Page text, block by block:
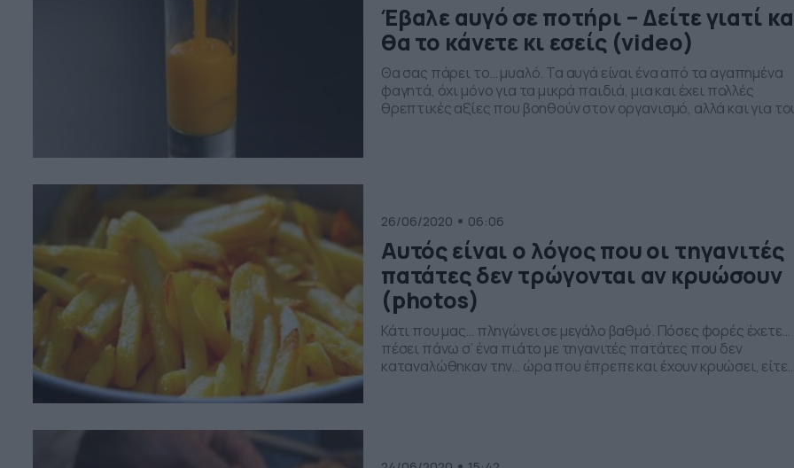
Έβαλε αυγό σε ποτήρι – Δείτε γιατί
θα το κάνετε κι εσείς (video)
Θα σας πάρει το… μυαλό. Τα αυγά είναι ένα από τα αγαπημένα
φαγητά, όχι μόνο για τα μικρά παιδιά, μια και έχει πολλές
θρεπτικές αξίες που βοηθούν στον οργανισμό, αλλά και για
26/06/2020 06:06
Αυτός είναι ο λόγος που οι τηγανιτές
πατάτες δεν τρώγονται αν κρυώσουν
(photos)
Κάτι που μας… πληγώνει σε μεγάλο βαθμό. Πόσες φορές έχετε…
πέσει πάνω σ’ ένα πιάτο με τηγανιτές πατάτες που δεν
καταναλώθηκαν την… ώρα που έπρεπε και έχουν κρυώσει, είτε